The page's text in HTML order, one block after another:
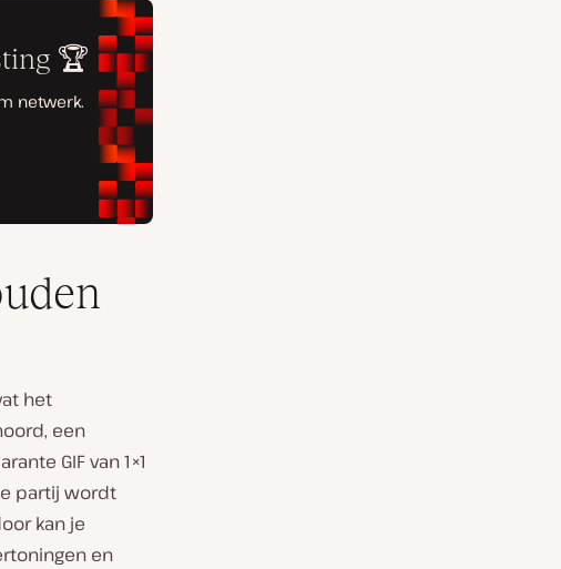
het
een
GIF van 1×1
partij wordt
kan je
en